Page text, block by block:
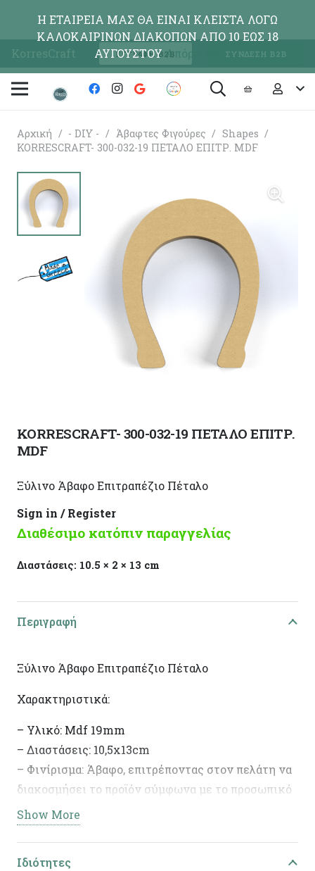
KorresCraft ΕΓΓΡΑΦΗ Β2Β ΣΥΝΔΕΣΗ Β2Β
Αρχική / - DIY - / Άβαφτες Φιγούρες / Shapes /
KORRESCRAFT- 300-032-19 ΠΕΤΑΛΟ ΕΠΙΤΡ. MDF
KORRESCRAFT- 300-032-19 ΠΕΤΑΛΟ ΕΠΙΤΡ.
MDF
Ξύλινο Άβαφο Επιτραπέζιο Πέταλο
Sign in / Register
Διαθέσιμο κατόπιν παραγγελίας
Διαστάσεις: 10.5 × 2 × 13 cm
Περιγραφή
Ξύλινο Άβαφο Επιτραπέζιο Πέταλο
Χαρακτηριστικά:
– Υλικό: Mdf 19mm
– Διαστάσεις: 10,5x13cm
– Φινίρισμα: Άβαφο, επιτρέποντας στον πελάτη να
διακοσμήσει το προϊόν σύμφωνα με το προσωπικό
του γούστο.
– Ιδανικό για DIY έργα και διακοσμητικές
Show More
Ιδιότητες
Η ΕΤΑΙΡΕΙΑ ΜΑΣ ΘΑ ΕΙΝΑΙ ΚΛΕΙΣΤΑ ΛΟΓΩ
ΚΑΛΟΚΑΙΡΙΝΩΝ ΔΙΑΚΟΠΩΝ ΑΠΟ 10 ΕΩΣ 18
ΑΥΓΟΥΣΤΟΥΑπόρριψη